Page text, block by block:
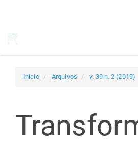
Início Arquivos v. 39 n. 2 (2019)